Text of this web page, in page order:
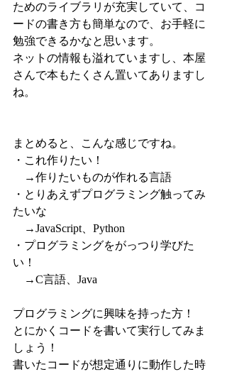
ためのライブラリが充実していて、コ
ードの書き方も簡単なので、お手軽に
勉強できるかなと思います。
ネットの情報も溢れていますし、本屋
さんで本もたくさん置いてありますし
ね。
まとめると、こんな感じですね。
・これ作りたい！
→作りたいものが作れる言語
・とりあえずプログラミング触ってみ
たいな
→JavaScript、Python
・プログラミングをがっつり学びた
い！
→C言語、Java
プログラミングに興味を持った方！
とにかくコードを書いて実行してみま
しょう！
書いたコードが想定通りに動作した時